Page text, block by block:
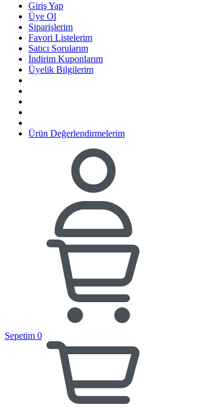
Giriş Yap
Üye Ol
Siparişlerim
Favori Listelerim
Satıcı Sorularım
İndirim Kuponlarım
Üyelik Bilgilerim
Ürün Değerlendirmelerim
Sepetim 0